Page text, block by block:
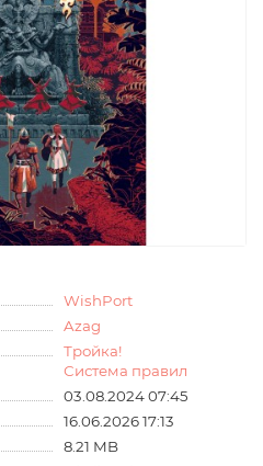
WishPort
Azag
Тройка!
Система правил
03.08.2024 07:45
16.06.2026 17:13
8.21 MB